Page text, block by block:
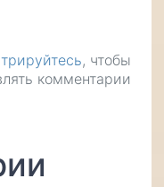
, чтобы
комментарии